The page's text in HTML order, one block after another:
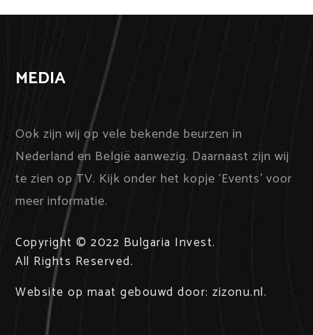
MEDIA
Ook zijn wij op vele bekende beurzen in
Nederland en België aanwezig. Daarnaast zijn wij
te zien op TV. Kijk onder het kopje ‘Events’ voor
meer informatie.
Copyright© 2022 Bulgaria Invest.
All Rights Reserved.
Website op maat gebouwd door:zizonu.nl.